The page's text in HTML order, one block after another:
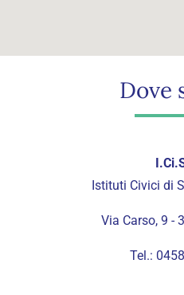
Dove
Istituti Civici di
Via Carso, 9 -
Tel.: